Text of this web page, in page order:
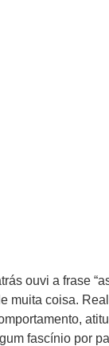
ouvi a frase
muita coisa.
fascínio por